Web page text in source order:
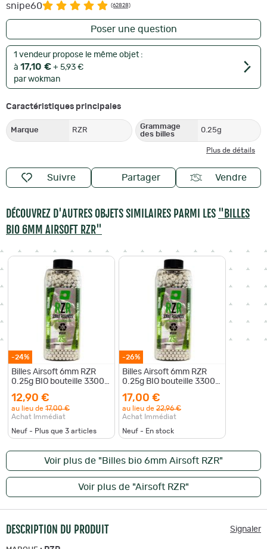
snipe60 (62828)
Poser une question
1 vendeur propose le même objet :
à 17,10 € + 5,93 €
par wokman
Caractéristiques principales
Marque RZR
Grammage
des billes
0.25g
Plus de détails
Suivre Partager Vendre
DÉCOUVREZ D'AUTRES OBJETS SIMILAIRES PARMI LES "BILLES
BIO 6MM AIRSOFT RZR"
-24%
Billes Airsoft 6mm RZR
0.25g BIO bouteille 3300
12,90 €
au lieu de 17,00 €
Achat Immédiat
Neuf - Plus que 3 articles
-26%
Billes Airsoft 6mm RZR
0.25g BIO bouteille 3300
17,00 €
au lieu de 22,96 €
Achat Immédiat
Neuf - En stock
Voir plus de "Billes bio 6mm Airsoft RZR"
Voir plus de "Airsoft RZR"
DESCRIPTION DU PRODUIT Signaler